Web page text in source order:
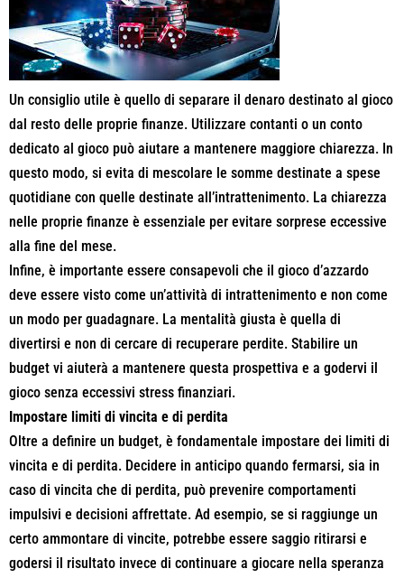
Un consiglio utile è quello di separare il denaro destinato al gioco
dal resto delle proprie finanze. Utilizzare contanti o un conto
dedicato al gioco può aiutare a mantenere maggiore chiarezza. In
questo modo, si evita di mescolare le somme destinate a spese
quotidiane con quelle destinate all’intrattenimento. La chiarezza
nelle proprie finanze è essenziale per evitare sorprese eccessive
alla fine del mese.
Infine, è importante essere consapevoli che il gioco d’azzardo
deve essere visto come un’attività di intrattenimento e non come
un modo per guadagnare. La mentalità giusta è quella di
divertirsi e non di cercare di recuperare perdite. Stabilire un
budget vi aiuterà a mantenere questa prospettiva e a godervi il
gioco senza eccessivi stress finanziari.
Impostare limiti di vincita e di perdita
Oltre a definire un budget, è fondamentale impostare dei limiti di
vincita e di perdita. Decidere in anticipo quando fermarsi, sia in
caso di vincita che di perdita, può prevenire comportamenti
impulsivi e decisioni affrettate. Ad esempio, se si raggiunge un
certo ammontare di vincite, potrebbe essere saggio ritirarsi e
godersi il risultato invece di continuare a giocare nella speranza